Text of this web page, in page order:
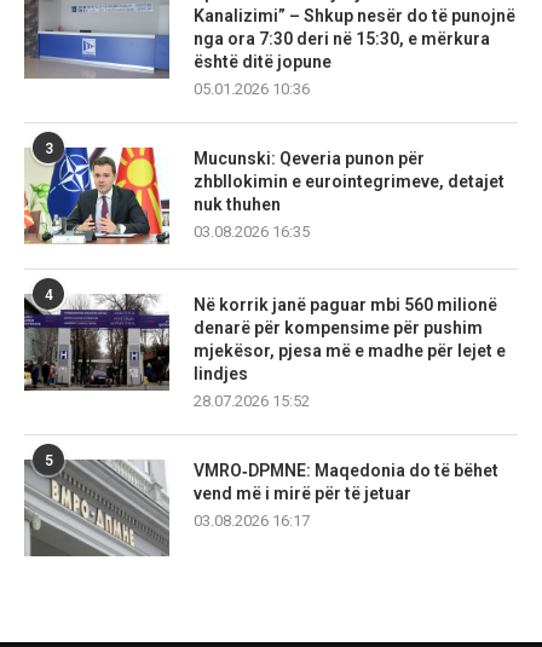
Kanalizimi” – Shkup nesër do të punojnë
nga ora 7:30 deri në 15:30, e mërkura
është ditë jopune
05.01.2026 10:36
3
Mucunski: Qeveria punon për
zhbllokimin e eurointegrimeve, detajet
nuk thuhen
03.08.2026 16:35
4
Në korrik janë paguar mbi 560 milionë
denarë për kompensime për pushim
mjekësor, pjesa më e madhe për lejet e
lindjes
28.07.2026 15:52
5
VMRO‑DPMNE: Maqedonia do të bëhet
vend më i mirë për të jetuar
03.08.2026 16:17